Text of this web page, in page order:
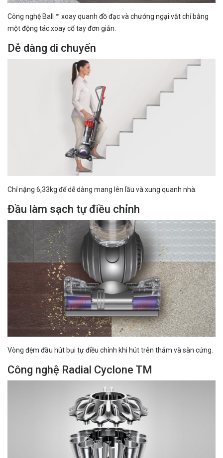
Công nghệ Ball ™ xoay quanh đồ đạc và chướng ngại vật chỉ bằng
một động tác xoay cổ tay đơn giản.
Dễ dàng di chuyển
Chỉ nặng 6,33kg để dễ dàng mang lên lầu và xung quanh nhà.
Đầu làm sạch tự điều chỉnh
Vòng đệm đầu hút bụi tự điều chỉnh khi hút trên thảm và sàn cứng.
Công nghệ Radial Cyclone TM